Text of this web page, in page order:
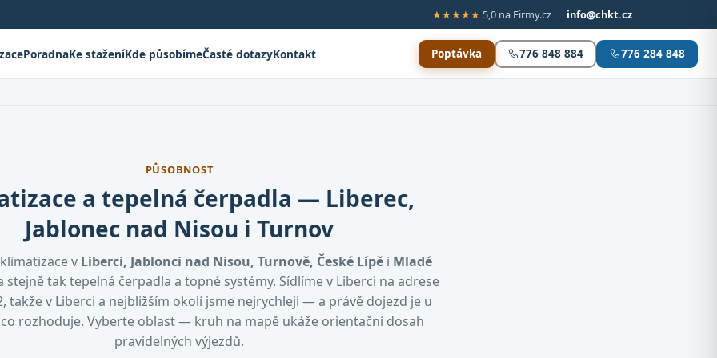
★★★★★ 5,0 na Firmy.cz | info@chkt.cz
PoradnaKe staženíKde působímeČasté dotazyKontakt Poptávka 776 848 884 776 284 848
PŮSOBNOST
a tepelná čerpadla — Liberec,
Jablonec nad Nisou i Turnov
v Liberci, Jablonci nad Nisou, Turnově, České Lípě i Mladé
tak tepelná čerpadla a topné systémy. Sídlíme v Liberci na adrese
takže v Liberci a nejbližším okolí jsme nejrychleji — a právě dojezd je u
rozhoduje. Vyberte oblast — kruh na mapě ukáže orientační dosah
pravidelných výjezdů.